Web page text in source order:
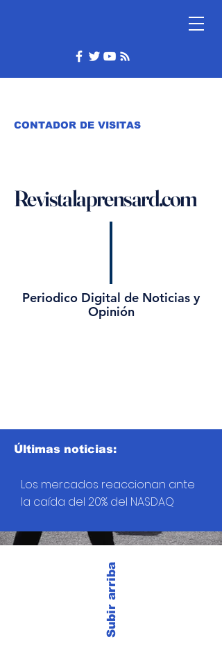
CONTADOR DE VISITAS
Revistalaprensard.com
Periodico Digital de Noticias y
Opinión
Subir arriba
Últimas noticias:
Los mercados reaccionan ante
la caída del 20% del NASDAQ